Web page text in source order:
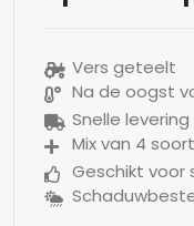
Vers geteelt
Na de oogst
Snelle levering
Mix van 4
Geschikt voor